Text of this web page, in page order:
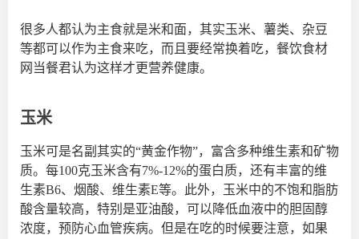
很多人都认为主食就是米和面，其实玉米、薯类、杂豆
等都可以作为主食来吃，而且要经常换着吃，餐饮食材
网当餐君认为这样才更营养健康。
玉米
玉米可是名副其实的“黄金作物”，富含多种维生素和矿物
质。每100克玉米含有7%-12%的蛋白质，还有丰富的维
生素B6、烟酸、维生素E等。此外，玉米中的不饱和脂肪
酸含量较高，特别是亚油酸，可以降低血液中的胆固醇
浓度，预防心血管疾病。但是在吃的时候要注意，如果